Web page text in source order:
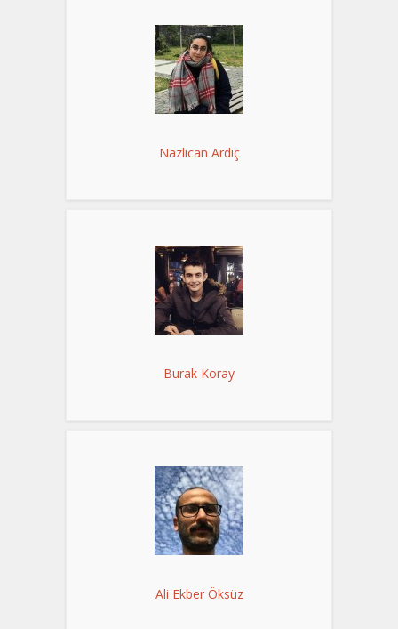
Nazlıcan Ardıç
Burak Koray
Ali Ekber Öksüz